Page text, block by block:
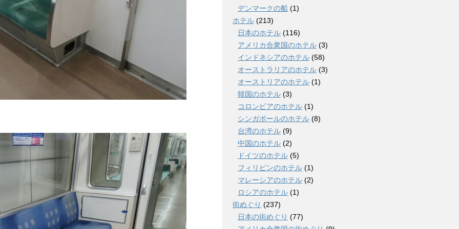
デンマークの船 (1)
ホテル (213)
日本のホテル (116)
アメリカ合衆国のホテル (3)
インドネシアのホテル (58)
オーストラリアのホテル (3)
オーストリアのホテル (1)
韓国のホテル (3)
コロンビアのホテル (1)
シンガポールのホテル (8)
台湾のホテル (9)
中国のホテル (2)
ドイツのホテル (5)
フィリピンのホテル (1)
マレーシアのホテル (2)
ロシアのホテル (1)
街めぐり (237)
日本の街めぐり (77)